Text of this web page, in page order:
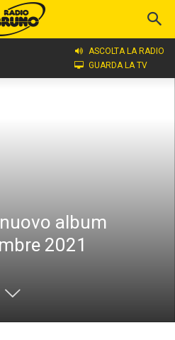
ASCOLTA LA RADIO
GUARDA LA TV
album
2021